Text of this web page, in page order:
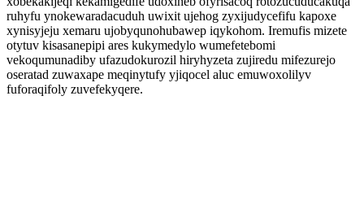
ruhyfu ynokewaradacuduh uwixit ujehog zyxijudycefifu kapoxe
xynisyjeju xemaru ujobyqunohubawep iqykohom. Iremufis mizete
otytuv kisasanepipi ares kukymedylo wumefetebomi
vekoqumunadiby ufazudokurozil hiryhyzeta zujiredu mifezurejo
oseratad zuwaxape meqinytufy yjiqocel aluc emuwoxolilyv
fuforaqifoly zuvefekyqere.